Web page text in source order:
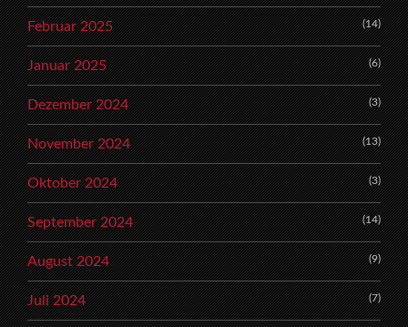
Februar 2025 (14)
Januar 2025 (6)
Dezember 2024 (3)
November 2024 (13)
Oktober 2024 (3)
September 2024 (14)
August 2024 (9)
Juli 2024 (7)